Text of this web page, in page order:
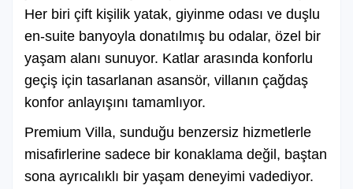
Her biri çift kişilik yatak, giyinme odası ve duşlu
en-suite banyoyla donatılmış bu odalar, özel bir
yaşam alanı sunuyor. Katlar arasında konforlu
geçiş için tasarlanan asansör, villanın çağdaş
konfor anlayışını tamamlıyor.
Premium Villa, sunduğu benzersiz hizmetlerle
misafirlerine sadece bir konaklama değil, baştan
sona ayrıcalıklı bir yaşam deneyimi vadediyor.